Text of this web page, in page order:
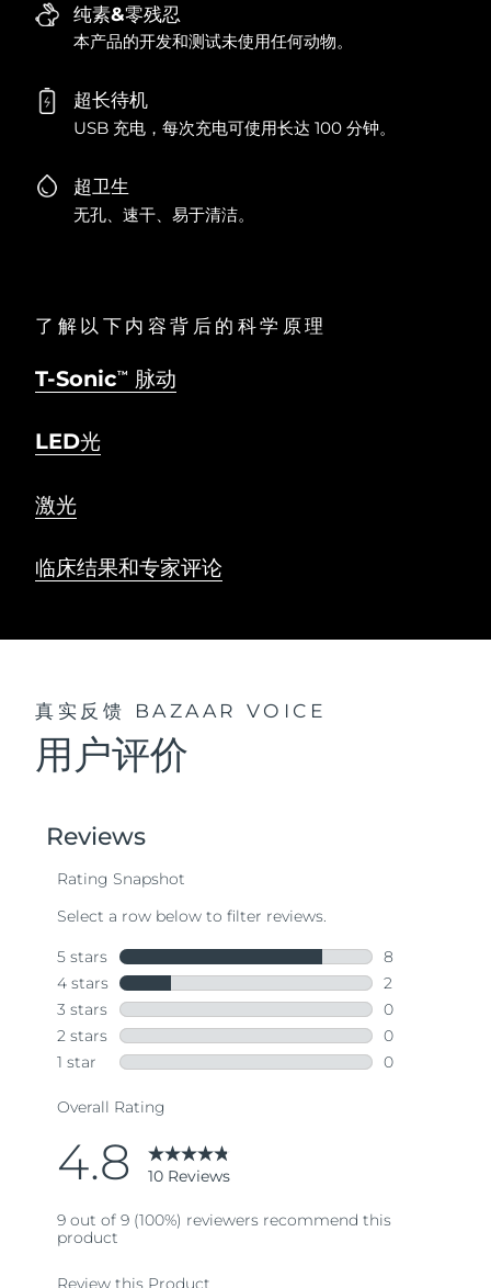
纯素&零残忍
本产品的开发和测试未使用任何动物。
超长待机
USB 充电，每次充电可使用长达 100 分钟。
超卫生
无孔、速干、易于清洁。
了解以下内容背后的科学原理
T-SonicTM 脉动
LED光
激光
临床结果和专家评论
真实反馈 BAZAAR VOICE
用户评价